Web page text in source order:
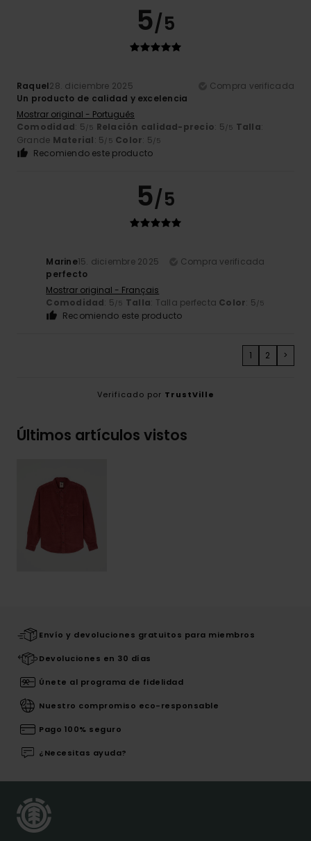
5/5
Raquel28. diciembre 2025
Compra verificada
Un producto de calidad y excelencia
Mostrar original - Português
Comodidad: 5/5 Relación calidad-precio: 5/5 Talla:
Grande Material: 5/5 Color: 5/5
Recomiendo este producto
5/5
Marine15. diciembre 2025
Compra verificada
perfecto
Mostrar original - Français
Comodidad: 5/5 Talla: Talla perfecta Color: 5/5
Recomiendo este producto
1 2 >
Verificado por TrustVille
Últimos artículos vistos
Envío y devoluciones gratuitos para miembros
Devoluciones en 30 días
Únete al programa de fidelidad
Nuestro compromiso eco-responsable
Pago 100% seguro
¿Necesitas ayuda?